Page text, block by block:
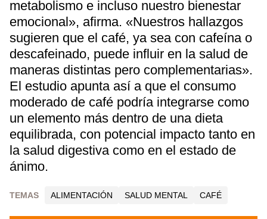
metabolismo e incluso nuestro bienestar
emocional», afirma. «Nuestros hallazgos
sugieren que el café, ya sea con cafeína o
descafeinado, puede influir en la salud de
maneras distintas pero complementarias».
El estudio apunta así a que el consumo
moderado de café podría integrarse como
un elemento más dentro de una dieta
equilibrada, con potencial impacto tanto en
la salud digestiva como en el estado de
ánimo.
TEMAS ALIMENTACIÓN SALUD MENTAL CAFÉ